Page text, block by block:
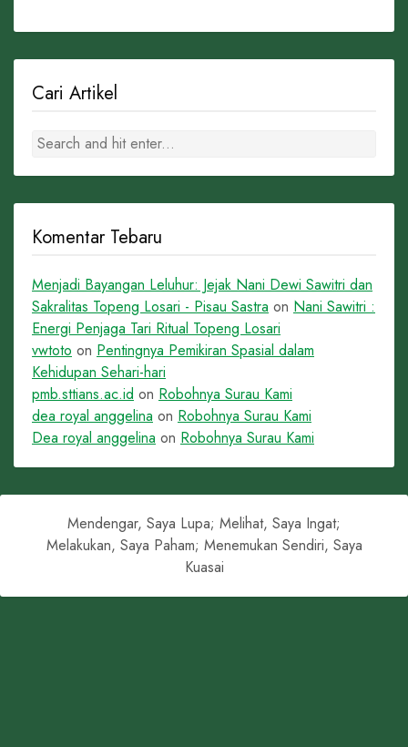
Cari Artikel
Komentar Tebaru
Menjadi Bayangan Leluhur: Jejak Nani Dewi Sawitri dan
Sakralitas Topeng Losari - Pisau Sastra on Nani Sawitri :
Energi Penjaga Tari Ritual Topeng Losari
vwtoto on Pentingnya Pemikiran Spasial dalam
Kehidupan Sehari-hari
pmb.sttians.ac.id on Robohnya Surau Kami
dea royal anggelina on Robohnya Surau Kami
Dea royal anggelina on Robohnya Surau Kami
Mendengar, Saya Lupa; Melihat, Saya Ingat;
Melakukan, Saya Paham; Menemukan Sendiri, Saya
Kuasai